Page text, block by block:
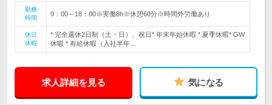
勤務
時間
9：00～18：00※実働8h※休憩60分※時間外労働あり
休日
休暇
* 完全週休2日制（土・日）、祝日* 年末年始休暇 * 夏季休暇* GW
休暇 * 有給休暇（入社半年…
求人詳細を見る 気になる